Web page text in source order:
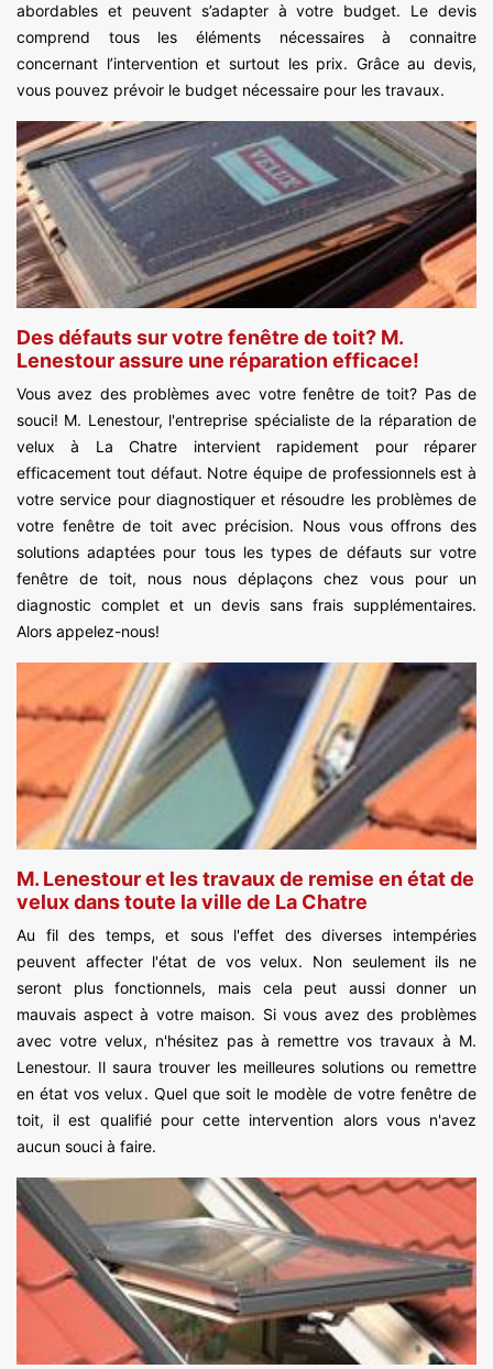
abordables et peuvent s’adapter à votre budget. Le devis
comprend tous les éléments nécessaires à connaitre
concernant l’intervention et surtout les prix. Grâce au devis,
vous pouvez prévoir le budget nécessaire pour les travaux.
Des défauts sur votre fenêtre de toit? M.
Lenestour assure une réparation efficace!
Vous avez des problèmes avec votre fenêtre de toit? Pas de
souci! M. Lenestour, l'entreprise spécialiste de la réparation de
velux à La Chatre intervient rapidement pour réparer
efficacement tout défaut. Notre équipe de professionnels est à
votre service pour diagnostiquer et résoudre les problèmes de
votre fenêtre de toit avec précision. Nous vous offrons des
solutions adaptées pour tous les types de défauts sur votre
fenêtre de toit, nous nous déplaçons chez vous pour un
diagnostic complet et un devis sans frais supplémentaires.
Alors appelez-nous!
M. Lenestour et les travaux de remise en état de
velux dans toute la ville de La Chatre
Au fil des temps, et sous l'effet des diverses intempéries
peuvent affecter l'état de vos velux. Non seulement ils ne
seront plus fonctionnels, mais cela peut aussi donner un
mauvais aspect à votre maison. Si vous avez des problèmes
avec votre velux, n'hésitez pas à remettre vos travaux à M.
Lenestour. Il saura trouver les meilleures solutions ou remettre
en état vos velux. Quel que soit le modèle de votre fenêtre de
toit, il est qualifié pour cette intervention alors vous n'avez
aucun souci à faire.